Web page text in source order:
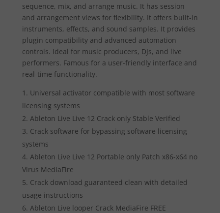
sequence, mix, and arrange music. It has session
and arrangement views for flexibility. It offers built-in
instruments, effects, and sound samples. It provides
plugin compatibility and advanced automation
controls. Ideal for music producers, DJs, and live
performers. Famous for a user-friendly interface and
real-time functionality.
Universal activator compatible with most software
licensing systems
Ableton Live Live 12 Crack only Stable Verified
Crack software for bypassing software licensing
systems
Ableton Live Live 12 Portable only Patch x86-x64 no
Virus MediaFire
Crack download guaranteed clean with detailed
usage instructions
Ableton Live looper Crack MediaFire FREE